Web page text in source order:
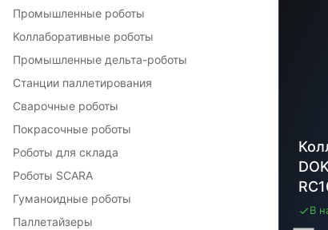
Промышленные роботы
Коллаборативные роботы
Промышленные дельта-роботы
Станции паллетирования
Сварочные роботы
Покрасочные роботы
Роботы для склада
Роботы SCARA
Гуманоидные роботы
Паллетайзеры
В